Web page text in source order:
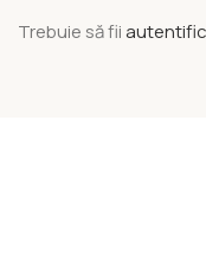
Trebuie să fii